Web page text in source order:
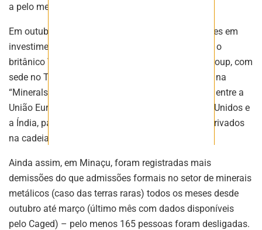
a pelo menos 5 mil toneladas por ano.
Em outubro, a mineradora recebeu US$ 150 milhões em
investimentos de outros dois fundos estrangeiros, o
britânico Vision Blue e o The Energy & Minerals Group, com
sede no Texas. A Serra Verde também foi incluída na
“Minerals Security Partnership”, uma colaboração entre a
União Europeia e 14 países, entre eles os Estados Unidos e
a Índia, para aumentar investimentos públicos e privados
na cadeia global de minerais críticos.
Ainda assim, em Minaçu, foram registradas mais
demissões do que admissões formais no setor de minerais
metálicos (caso das terras raras) todos os meses desde
outubro até março (último mês com dados disponíveis
pelo Caged) – pelo menos 165 pessoas foram desligadas.